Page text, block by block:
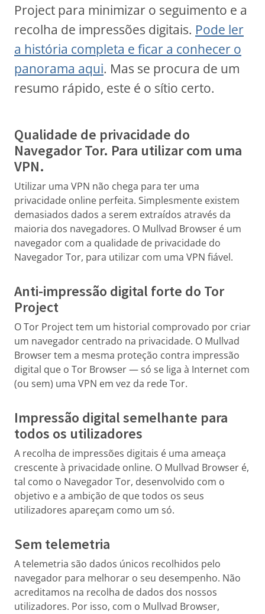
Project para minimizar o seguimento e a
recolha de impressões digitais. Pode ler
a história completa e ficar a conhecer o
panorama aqui. Mas se procura de um
resumo rápido, este é o sítio certo.
Qualidade de privacidade do
Navegador Tor. Para utilizar com uma
VPN.
Utilizar uma VPN não chega para ter uma
privacidade online perfeita. Simplesmente existem
demasiados dados a serem extraídos através da
maioria dos navegadores. O Mullvad Browser é um
navegador com a qualidade de privacidade do
Navegador Tor, para utilizar com uma VPN fiável.
Anti-impressão digital forte do Tor
Project
O Tor Project tem um historial comprovado por criar
um navegador centrado na privacidade. O Mullvad
Browser tem a mesma proteção contra impressão
digital que o Tor Browser — só se liga à Internet com
(ou sem) uma VPN em vez da rede Tor.
Impressão digital semelhante para
todos os utilizadores
A recolha de impressões digitais é uma ameaça
crescente à privacidade online. O Mullvad Browser é,
tal como o Navegador Tor, desenvolvido com o
objetivo e a ambição de que todos os seus
utilizadores apareçam como um só.
Sem telemetria
A telemetria são dados únicos recolhidos pelo
navegador para melhorar o seu desempenho. Não
acreditamos na recolha de dados dos nossos
utilizadores. Por isso, com o Mullvad Browser,